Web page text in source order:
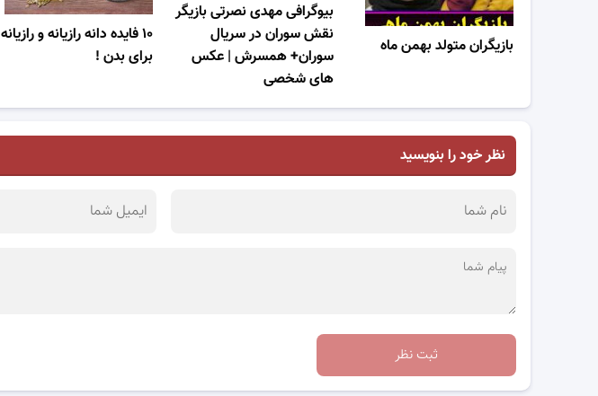
۱۰ فایده دانه رازیانه و رازیانه
برای بدن !
بیوگرافی مهدی نصرتی بازیگر
نقش سوران در سریال
سوران+ همسرش | عکس
های شخصی
بازیگران متولد بهمن ماه
نظر خود را بنویسید
ثبت نظر